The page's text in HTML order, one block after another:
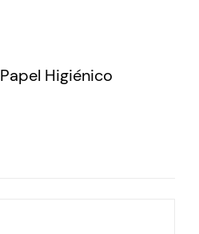
Papel Higiénico